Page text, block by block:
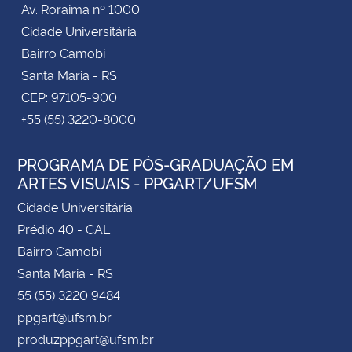
Secretaria-Geral
Secretaria de Governo
Gabinete de Segurança Institucional
Advocacia-Geral da União
Banco Central do Brasil
Planalto
Av. Roraima nº 1000
Cidade Universitária
Bairro Camobi
Santa Maria - RS
CEP: 97105-900
+55 (55) 3220-8000
PROGRAMA DE PÓS-GRADUAÇÃO EM
ARTES VISUAIS - PPGART/UFSM
Cidade Universitária
Prédio 40 - CAL
Bairro Camobi
Santa Maria - RS
55 (55) 3220 9484
ppgart@ufsm.br
produzppgart@ufsm.br